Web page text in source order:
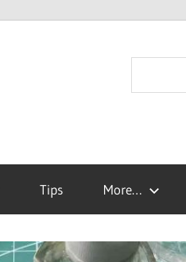
Tips More…